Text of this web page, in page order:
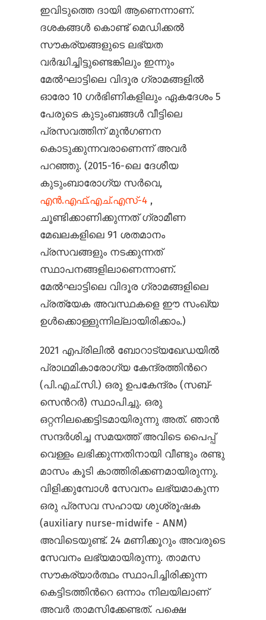
ഇവിടുത്തെ ദായി ആണെന്നാണ്‌.
ദശകങ്ങൾ കൊണ്ട് മെഡിക്കൽ
സൗകര്യങ്ങളുടെ ലഭ്യത
വർദ്ധിച്ചിട്ടുണ്ടെങ്കിലും ഇന്നും
മേൽഘാട്ടിലെ വിദൂര ഗ്രാമങ്ങളിൽ
ഓരോ 10 ഗർഭിണികളിലും ഏകദേശം 5
പേരുടെ കുടുംബങ്ങൾ വീട്ടിലെ
പ്രസവത്തിന് മുൻഗണന
കൊടുക്കുന്നവരാണെന്ന് അവർ
പറഞ്ഞു. (2015-16-ലെ ദേശീയ
കുടുംബാരോഗ്യ സർവെ,
എൻ.എഫ്.എച്.എസ്-4 ,
ചൂണ്ടിക്കാണിക്കുന്നത് ഗ്രാമീണ
മേഖലകളിലെ 91 ശതമാനം
പ്രസവങ്ങളും നടക്കുന്നത്
സ്ഥാപനങ്ങളിലാണെന്നാണ്.
മേൽഘാട്ടിലെ വിദൂര ഗ്രാമങ്ങളിലെ
പ്രത്യേക അവസ്ഥകളെ ഈ സംഖ്യ
ഉൾക്കൊള്ളുന്നില്ലായിരിക്കാം.)
2021 എപ്രിലിൽ ബോറാട്യഖേഡയിൽ
പ്രാഥമികാരോഗ്യ കേന്ദ്രത്തിന്‍റെ
(പി.എച്.സി.) ഒരു ഉപകേന്ദ്രം (സബ്-
സെന്‍റർ) സ്ഥാപിച്ചു. ഒരു
ഒറ്റനിലക്കെട്ടിടമായിരുന്നു അത്. ഞാൻ
സന്ദർശിച്ച സമയത്ത് അവിടെ പൈപ്പ്
വെള്ളം ലഭിക്കുന്നതിനായി വീണ്ടും രണ്ടു
മാസം കൂടി കാത്തിരിക്കണമായിരുന്നു.
വിളിക്കുമ്പോൾ സേവനം ലഭ്യമാകുന്ന
ഒരു പ്രസവ സഹായ ശുശ്രൂഷക
(auxiliary nurse-midwife - ANM)
അവിടെയുണ്ട്. 24 മണിക്കൂറും അവരുടെ
സേവനം ലഭ്യമായിരുന്നു. താമസ
സൗകര്യാർത്ഥം സ്ഥാപിച്ചിരിക്കുന്ന
കെട്ടിടത്തിന്‍റെ ഒന്നാം നിലയിലാണ്
അവർ താമസിക്കേണ്ടത്. പക്ഷെ